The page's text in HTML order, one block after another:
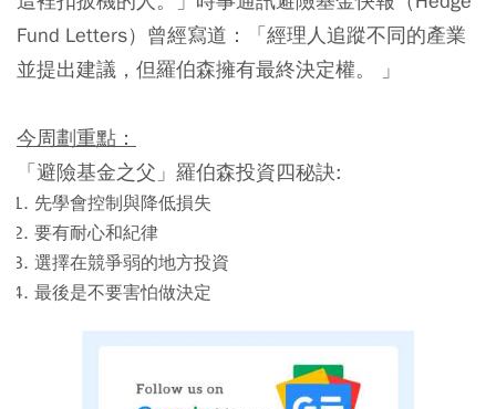
Fund Letters）曾經寫道：「經理人追蹤不同的產業
並提出建議，但羅伯森擁有最終決定權。 」
今周劃重點：
「避險基金之父」羅伯森投資四秘訣:
先學會控制與降低損失
要有耐心和紀律
選擇在競爭弱的地方投資
最後是不要害怕做決定